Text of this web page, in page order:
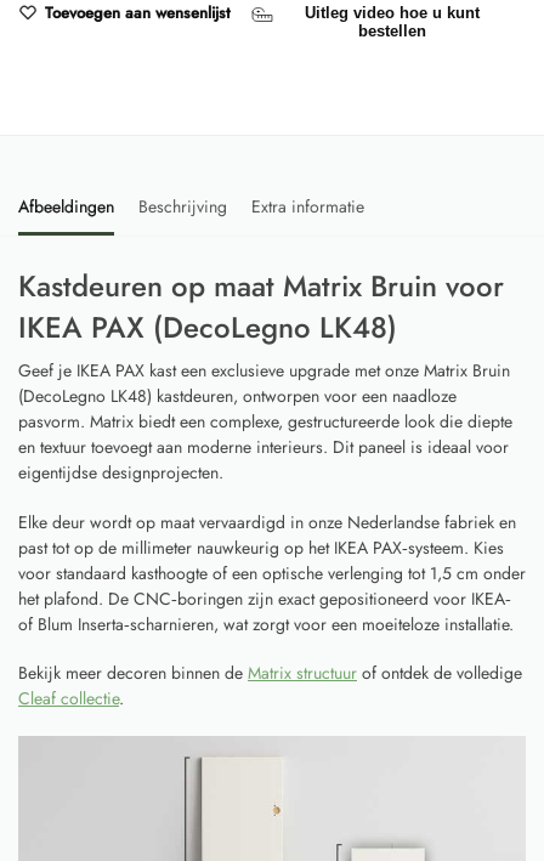
Toevoegen aan wensenlijst
Uitleg video hoe u kunt
bestellen
Afbeeldingen Beschrijving Extra informatie
Kastdeuren op maat Matrix Bruin voor
IKEA PAX (DecoLegno LK48)
Geef je IKEA PAX kast een exclusieve upgrade met onze Matrix Bruin
(DecoLegno LK48) kastdeuren, ontworpen voor een naadloze
pasvorm. Matrix biedt een complexe, gestructureerde look die diepte
en textuur toevoegt aan moderne interieurs. Dit paneel is ideaal voor
eigentijdse designprojecten.
Elke deur wordt op maat vervaardigd in onze Nederlandse fabriek en
past tot op de millimeter nauwkeurig op het IKEA PAX‑systeem. Kies
voor standaard kasthoogte of een optische verlenging tot 1,5 cm onder
het plafond. De CNC‑boringen zijn exact gepositioneerd voor IKEA‑
of Blum Inserta‑scharnieren, wat zorgt voor een moeiteloze installatie.
Bekijk meer decoren binnen de Matrix structuur of ontdek de volledige
Cleaf collectie.